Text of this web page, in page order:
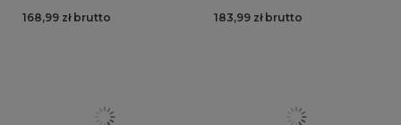
168,99 zł brutto
183,99 zł brutto